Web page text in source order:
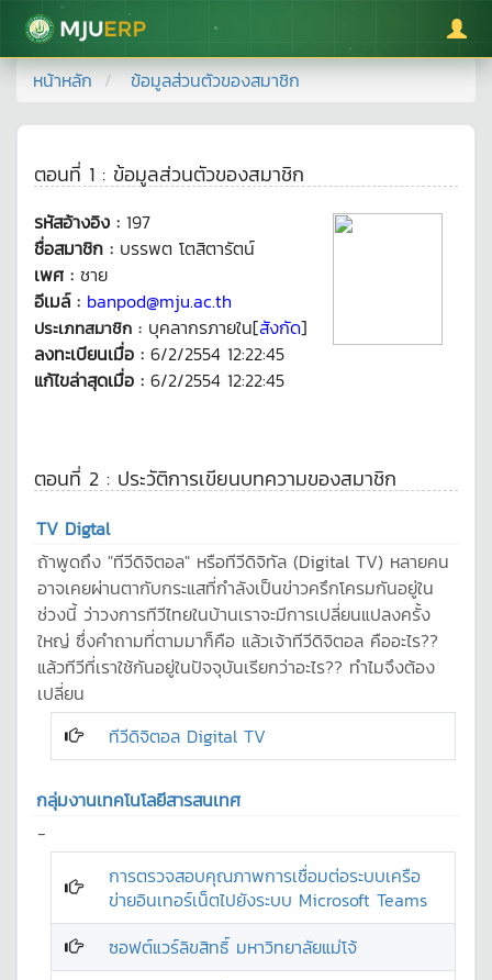
มหาวิทยาลัยแม่โจ้
หน้าหลัก ข้อมูลส่วนตัวของสมาชิก
ตอนที่ 1 : ข้อมูลส่วนตัวของสมาชิก
รหัสอ้างอิง : 197
ชื่อสมาชิก : บรรพต โตสิตารัตน์
เพศ : ชาย
อีเมล์ : banpod@mju.ac.th
ประเภทสมาชิก : บุคลากรภายใน[สังกัด]
ลงทะเบียนเมื่อ : 6/2/2554 12:22:45
แก้ไขล่าสุดเมื่อ : 6/2/2554 12:22:45
ตอนที่ 2 : ประวัติการเขียนบทความของสมาชิก
TV Digtal
ถ้าพูดถึง "ทีวีดิจิตอล" หรือทีวีดิจิทัล (Digital TV) หลายคน
อาจเคยผ่านตากับกระแสที่กำลังเป็นข่าวครึกโครมกันอยู่ใน
ช่วงนี้ ว่าวงการทีวีไทยในบ้านเราจะมีการเปลี่ยนแปลงครั้ง
ใหญ่ ซึ่งคำถามที่ตามมาก็คือ แล้วเจ้าทีวีดิจิตอล คืออะไร??
แล้วทีวีที่เราใช้กันอยู่ในปัจจุบันเรียกว่าอะไร?? ทำไมจึงต้อง
เปลี่ยน
ทีวีดิจิตอล Digital TV
กลุ่มงานเทคโนโลยีสารสนเทศ
-
การตรวจสอบคุณภาพการเชื่อมต่อระบบเครือ
ข่ายอินเทอร์เน็ตไปยังระบบ Microsoft Teams
ซอฟต์แวร์ลิขสิทธิ์ มหาวิทยาลัยแม่โจ้